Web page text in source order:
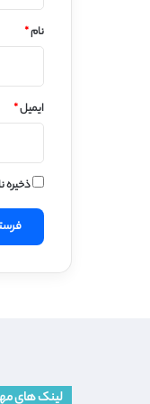
نام*
ایمیل*
ذخیره
لینک های